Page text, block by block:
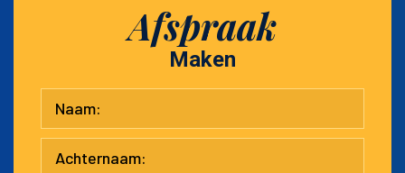
Afspraak
Maken